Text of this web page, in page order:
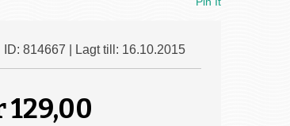
ID: 814667 | Lagt till: 16.10.2015
129,00